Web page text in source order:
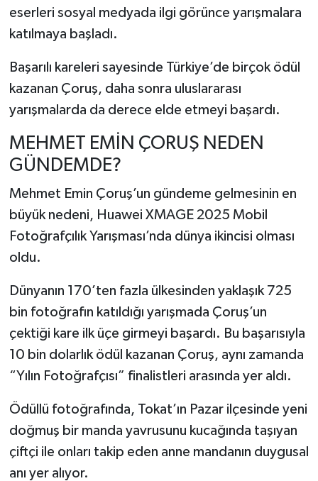
eserleri sosyal medyada ilgi görünce yarışmalara
katılmaya başladı.
Başarılı kareleri sayesinde Türkiye’de birçok ödül
kazanan Çoruş, daha sonra uluslararası
yarışmalarda da derece elde etmeyi başardı.
MEHMET EMİN ÇORUŞ NEDEN
GÜNDEMDE?
Mehmet Emin Çoruş’un gündeme gelmesinin en
büyük nedeni, Huawei XMAGE 2025 Mobil
Fotoğrafçılık Yarışması’nda dünya ikincisi olması
oldu.
Dünyanın 170’ten fazla ülkesinden yaklaşık 725
bin fotoğrafın katıldığı yarışmada Çoruş’un
çektiği kare ilk üçe girmeyi başardı. Bu başarısıyla
10 bin dolarlık ödül kazanan Çoruş, aynı zamanda
“Yılın Fotoğrafçısı” finalistleri arasında yer aldı.
Ödüllü fotoğrafında, Tokat’ın Pazar ilçesinde yeni
doğmuş bir manda yavrusunu kucağında taşıyan
çiftçi ile onları takip eden anne mandanın duygusal
anı yer alıyor.